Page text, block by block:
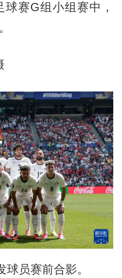
赛G组小组赛中，
员赛前合影。